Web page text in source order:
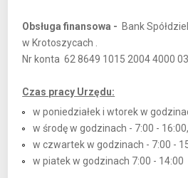
Obsługa finansowa - Bank
w Krotoszycach .
Nr konta 62 8649 1015 2004 4000
Czas pracy Urzędu:
w poniedziałek i wtorek w
w środę w godzinach - 7:00 - 16:00,
w czwartek w godzinach - 7:00 -
w piatek w godzinach 7:00 - 14:00